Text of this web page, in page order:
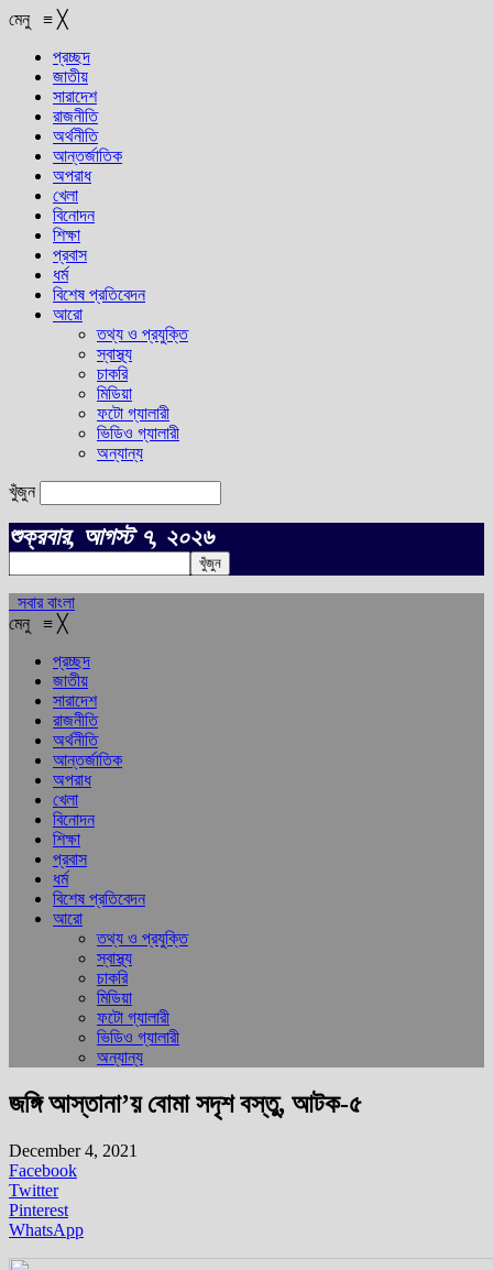
মেনু ≡ ╳
প্রচ্ছদ
জাতীয়
সারাদেশ
রাজনীতি
অর্থনীতি
আন্তর্জাতিক
অপরাধ
খেলা
বিনোদন
শিক্ষা
প্রবাস
ধর্ম
বিশেষ প্রতিবেদন
আরো
তথ্য ও প্রযুক্তি
স্বাস্থ্য
চাকরি
মিডিয়া
ফটো গ্যালারী
ভিডিও গ্যালারী
অন্যান্য
খুঁজুন
শুক্রবার, আগস্ট ৭, ২০২৬
সবার বাংলা
মেনু ≡ ╳
প্রচ্ছদ
জাতীয়
সারাদেশ
রাজনীতি
অর্থনীতি
আন্তর্জাতিক
অপরাধ
খেলা
বিনোদন
শিক্ষা
প্রবাস
ধর্ম
বিশেষ প্রতিবেদন
আরো
তথ্য ও প্রযুক্তি
স্বাস্থ্য
চাকরি
মিডিয়া
ফটো গ্যালারী
ভিডিও গ্যালারী
অন্যান্য
জঙ্গি আস্তানা’য় বোমা সদৃশ বস্তু, আটক-৫
December 4, 2021
Facebook
Twitter
Pinterest
WhatsApp